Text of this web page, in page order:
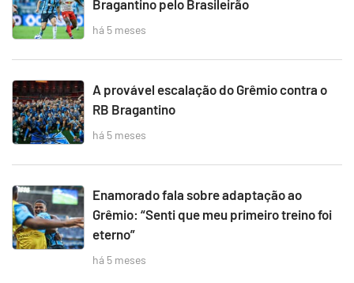
Bragantino pelo Brasileirão
há 5 meses
A provável escalação do Grêmio contra o
RB Bragantino
há 5 meses
Enamorado fala sobre adaptação ao
Grêmio: “Senti que meu primeiro treino foi
eterno”
há 5 meses